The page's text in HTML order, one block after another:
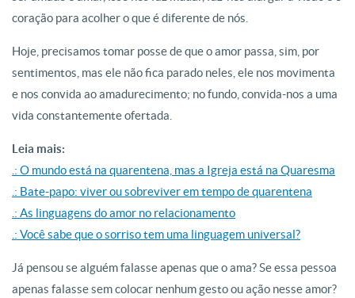
coração para acolher o que é diferente de nós.
Hoje, precisamos tomar posse de que o amor passa, sim, por
sentimentos, mas ele não fica parado neles, ele nos movimenta
e nos convida ao amadurecimento; no fundo, convida-nos a uma
vida constantemente ofertada.
Leia mais:
.: O mundo está na quarentena, mas a Igreja está na Quaresma
.: Bate-papo: viver ou sobreviver em tempo de quarentena
.: As linguagens do amor no relacionamento
.: Você sabe que o sorriso tem uma linguagem universal?
Já pensou se alguém falasse apenas que o ama? Se essa pessoa
apenas falasse sem colocar nenhum gesto ou ação nesse amor?